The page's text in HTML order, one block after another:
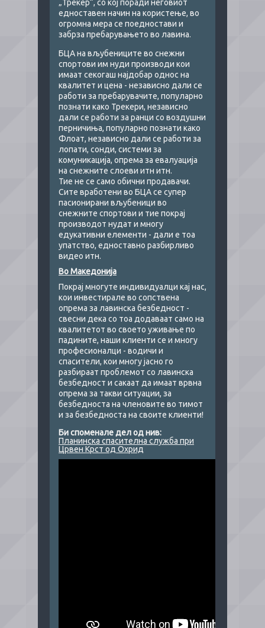
„Трекер“, со кој поради неговиот
едноставен начин на користење, во
огромна мера се поедностави и
забрза пребарувањето во лавина.
БЦА на вљубениците во снежни
спортови им нуди производи кои
имаат секогаш најдобар однос на
квалитет и цена - независно дали се
работи за пребарувачите, популарно
познати како Трекери, независно
дали се работи за ранци со воздушни
перничиња, популарно познати како
Флоат, независно дали се работи за
лопати, сонди, системи за
комуникација, опрема за евалуација
на снежните слоеви итн итн.
Тие не се само обични продавачи.
Сите вработени во БЦА се супер
пасионирани вљубеници во
снежните спортови и тие покрај
производот нудат и многу
едукативни елементи - дали е тоа
упатство, едноставно разбирливо
видео итн.
Во Македонија
Покрај многуте индивидуалци кај нас,
кои инвестирале во сопствена
опрема за лавинска безбедност -
свесни дека со тоа додаваат само на
квалитетот во своето уживање по
падините, наши клиенти се и многу
професионалци - водичи и
спасители, кои многу јасно го
разбираат проблемот со лавинска
безбедност и сакаат да имаат врвна
опрема за такви ситуации, за
безбедноста на членовите во тимот
и за безбедноста на своите клиенти!
Би споменале дел од нив:
Планинска спасителна служба при
Црвен Крст од Охрид